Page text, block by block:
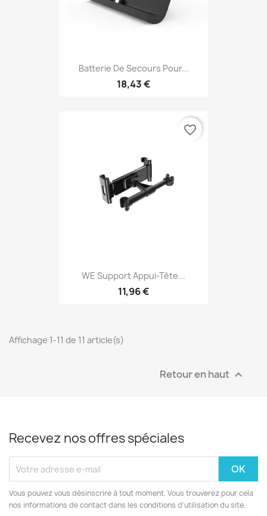
Batterie De Secours Pour...
18,43 €
WE Support Appui-Tête...
11,96 €
favorite_border
Affichage 1-11 de 11 article(s)
Retour en haut 
Recevez nos offres spéciales
Vous pouvez vous désinscrire à tout moment. Vous trouverez pour cela
nos informations de contact dans les conditions d'utilisation du site.